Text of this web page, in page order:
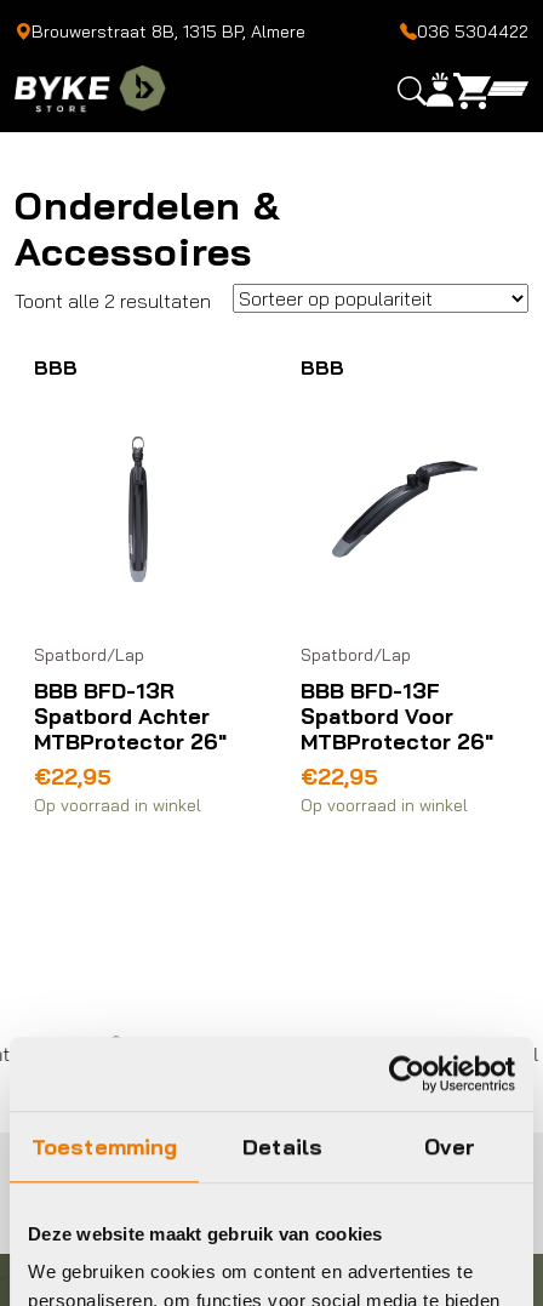
Toestemming Details Over
Deze website maakt gebruik van cookies
We gebruiken cookies om content en advertenties te
personaliseren, om functies voor social media te bieden
Brouwerstraat 8B, 1315 BP, Almere 036 5304422
Onderdelen &
Accessoires
Toont alle 2 resultaten Gesorteerd
populariteit
BBB
Spatbord/Lap
BBB BFD-13R
Spatbord Achter
MTBProtector 26″
€22,95
Op voorraad in winkel
BBB
Spatbord/Lap
BBB BFD-13F
Spatbord Voor
MTBProtector 26″
€22,95
Op voorraad in winkel
Eigen werkplaats met gecertificeerd personeel